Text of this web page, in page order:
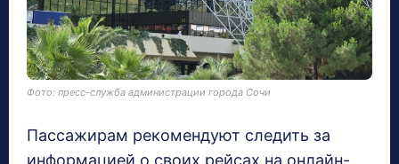
Фото: пресс-служба администрации города Сочи
Пассажирам рекомендуют следить за
информацией о своих рейсах на онлайн-